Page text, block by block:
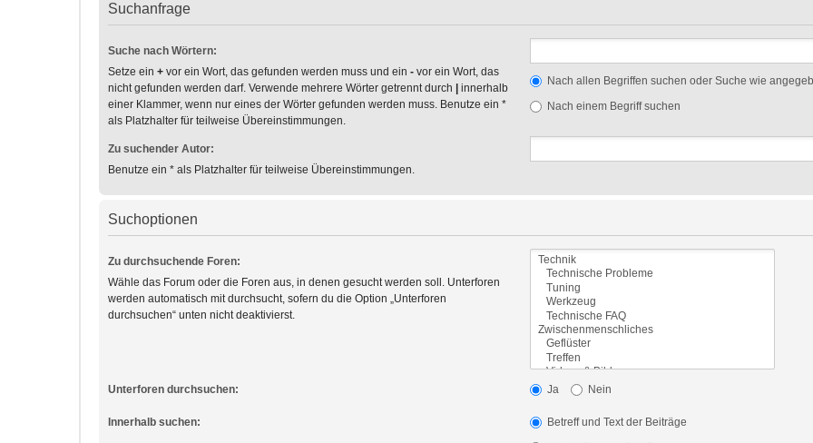
Suchanfrage
Suche nach Wörtern:
Setze ein + vor ein Wort, das gefunden werden muss und ein - vor ein Wort, das
nicht gefunden werden darf. Verwende mehrere Wörter getrennt durch
innerhalb
einer Klammer, wenn nur eines der Wörter gefunden werden muss. Benutze ein *
als Platzhalter für teilweise Übereinstimmungen.
Nach allen Begriffen suchen oder Suche wie
Nach einem Begriff suchen
Zu suchender Autor:
Benutze ein * als Platzhalter für teilweise Übereinstimmungen.
Suchoptionen
Zu durchsuchende Foren:
Wähle das Forum oder die Foren aus, in denen gesucht werden soll. Unterforen
werden automatisch mit durchsucht, sofern du die Option „Unterforen
durchsuchen“ unten nicht deaktivierst.
Unterforen durchsuchen: Ja Nein
Innerhalb suchen:
Betreff und Text der Beiträge